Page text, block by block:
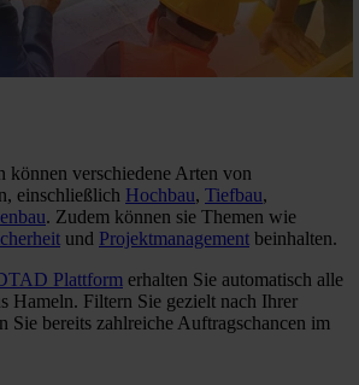
können verschiedene Arten von
einschließlich Hochbau, Tiefbau,
. Zudem können sie Themen wie
und Projektmanagement beinhalten.
Plattform erhalten Sie automatisch alle
Hameln. Filtern Sie gezielt nach Ihrer
Sie bereits zahlreiche Auftragschancen im